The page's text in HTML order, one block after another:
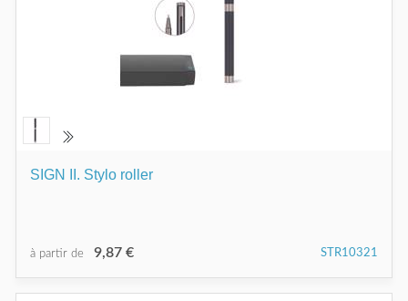
SIGN II. Stylo roller
à partir de 9,87 € STR10321